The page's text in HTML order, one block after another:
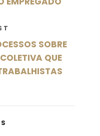
SOBRE
QUE